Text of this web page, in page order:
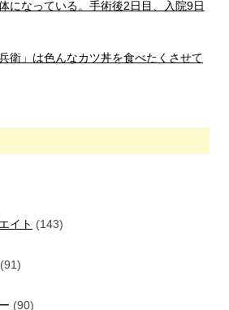
になっている。手術後2日目、入院9日
衛」は色んなカツ丼を食べたくさせて
イト (143)
(91)
(90)